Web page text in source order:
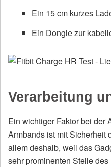
Ein 15 cm kurzes
Ein Dongle zur
Verarbeitung
Ein wichtiger Faktor bei der
Armbands ist mit Sicherheit
allem deshalb, weil das
sehr prominenten Stelle